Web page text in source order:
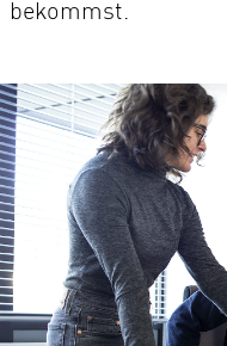
bekommst.